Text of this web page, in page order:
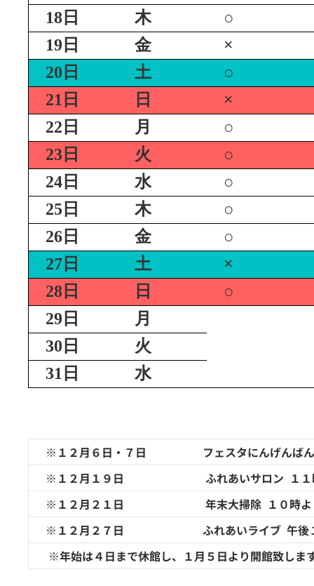
18日
木 ○
19日
金 ×
20日
土 ○
21日
日 ×
22日
月 ○
23日
火 ○
24日
水 ○
25日
木 ○
26日
金 ○
27日
土 ×
28日
日 ○
29日
月
30日
火
31日
水
※１２月６日・７日 フェスタにんげんばん
※１２月１９日 ふれあいサロン １１
※１２月２１日 年末大掃除 １０時よ
※１２月２７日 ふれあいライブ 午後１
※年始は４日まで休館し、１月５日より開館致しま